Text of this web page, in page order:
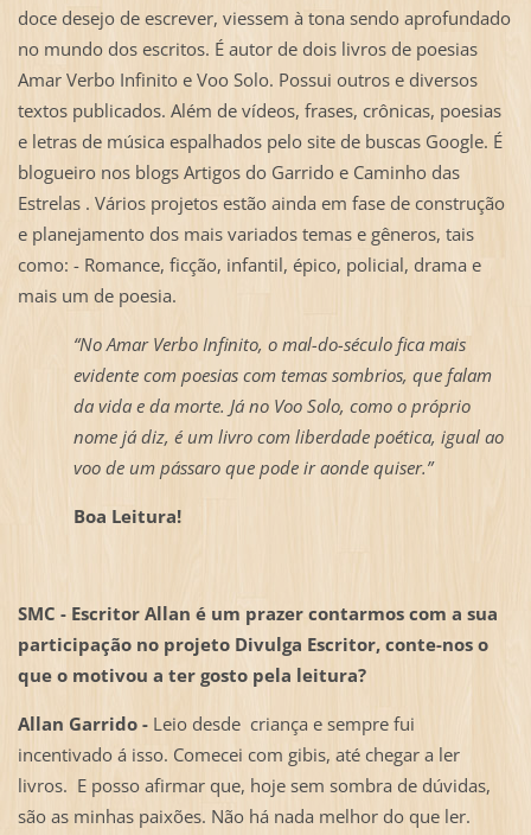
doce desejo de escrever, viessem à tona sendo aprofundado
no mundo dos escritos. É autor de dois livros de poesias
Amar Verbo Infinito e Voo Solo. Possui outros e diversos
textos publicados. Além de vídeos, frases, crônicas, poesias
e letras de música espalhados pelo site de buscas Google. É
blogueiro nos blogs Artigos do Garrido e Caminho das
Estrelas . Vários projetos estão ainda em fase de construção
e planejamento dos mais variados temas e gêneros, tais
como: - Romance, ficção, infantil, épico, policial, drama e
mais um de poesia.
“No Amar Verbo Infinito, o mal-do-século fica mais
evidente com poesias com temas sombrios, que falam
da vida e da morte. Já no Voo Solo, como o próprio
nome já diz, é um livro com liberdade poética, igual ao
voo de um pássaro que pode ir aonde quiser.”
Boa Leitura!
SMC - Escritor Allan é um prazer contarmos com a sua
participação no projeto Divulga Escritor, conte-nos o
que o motivou a ter gosto pela leitura?
Allan Garrido -Leio desde criança e sempre fui
incentivado á isso. Comecei com gibis, até chegar a ler
livros. E posso afirmar que, hoje sem sombra de dúvidas,
são as minhas paixões. Não há nada melhor do que ler.